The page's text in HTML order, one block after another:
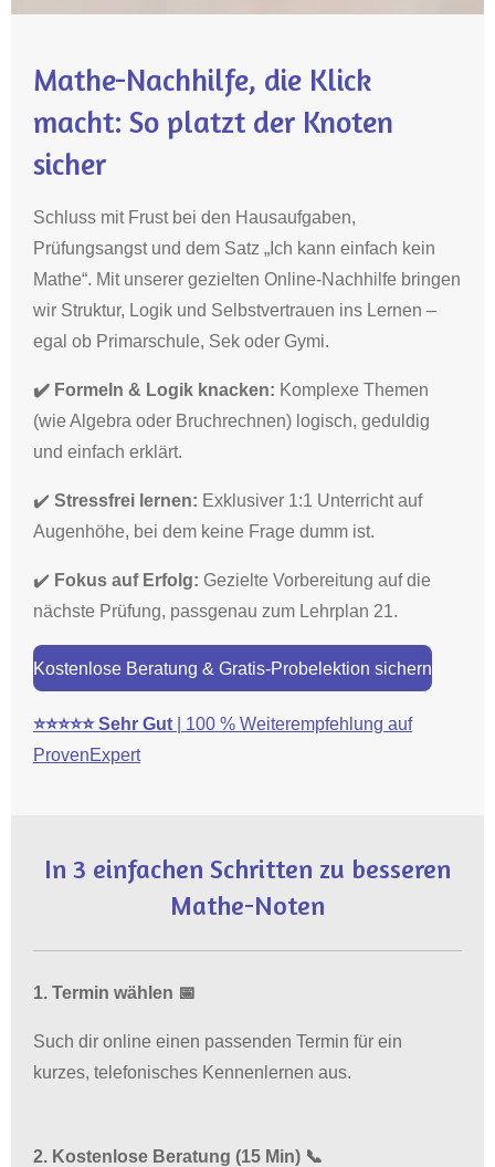
Mathe-Nachhilfe, die Klick
macht: So platzt der Knoten
sicher
Schluss mit Frust bei den Hausaufgaben,
Prüfungsangst und dem Satz „Ich kann einfach kein
Mathe“. Mit unserer gezielten Online-Nachhilfe bringen
wir Struktur, Logik und Selbstvertrauen ins Lernen –
egal ob Primarschule, Sek oder Gymi.
✔️ Formeln & Logik knacken: Komplexe Themen
(wie Algebra oder Bruchrechnen) logisch, geduldig
und einfach erklärt.
✔️ Stressfrei lernen: Exklusiver 1:1 Unterricht auf
Augenhöhe, bei dem keine Frage dumm ist.
✔️ Fokus auf Erfolg: Gezielte Vorbereitung auf die
nächste Prüfung, passgenau zum Lehrplan 21.
Kostenlose Beratung & Gratis-Probelektion sichern
⭐⭐⭐⭐⭐Sehr Gut | 100 % Weiterempfehlung auf
ProvenExpert
In 3 einfachen Schritten zu besseren
Mathe-Noten
1. Termin wählen 📅
Such dir online einen passenden Termin für ein
kurzes, telefonisches Kennenlernen aus.
2. Kostenlose Beratung (15 Min) 📞